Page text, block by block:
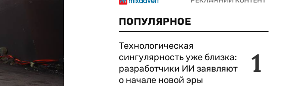
ПОПУЛЯРНОЕ
1
Технологическая
сингулярность уже близка:
разработчики ИИ заявляют
о начале новой эры